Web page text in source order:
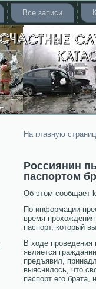
Все записи
На главную
Россиянин
паспортом
Об этом сообщает
По информации
время
паспорт, который
В ходе проведения
является
предъявил,
выяснилось, что
паспорт его брата,